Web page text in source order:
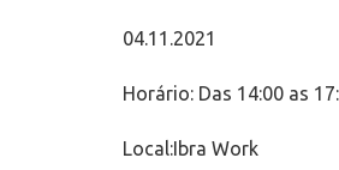
04.11.2021
Horário: Das 14:00 as
Local:Ibra Work